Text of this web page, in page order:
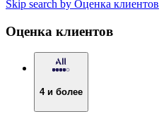
Skip search by Оценка клиентов
Оценка клиентов
4 и более